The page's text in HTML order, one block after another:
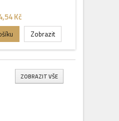
Kč
Zobrazit
ZOBRAZIT VŠE